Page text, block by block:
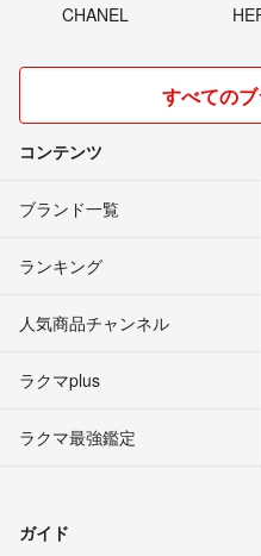
CHANEL
すべての
コンテンツ
ブランド一覧
ランキング
人気商品チャンネル
ラクマplus
ラクマ最強鑑定
ガイド